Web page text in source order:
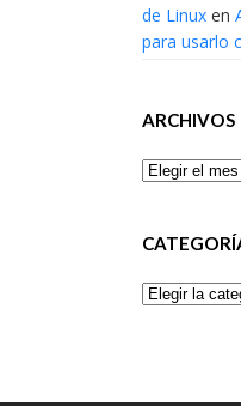
de Linux en
para usarlo
ARCHIVOS
Archivos
Categorías